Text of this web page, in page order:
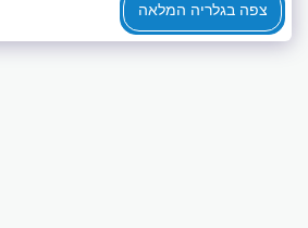
צפה בגלריה המלאה